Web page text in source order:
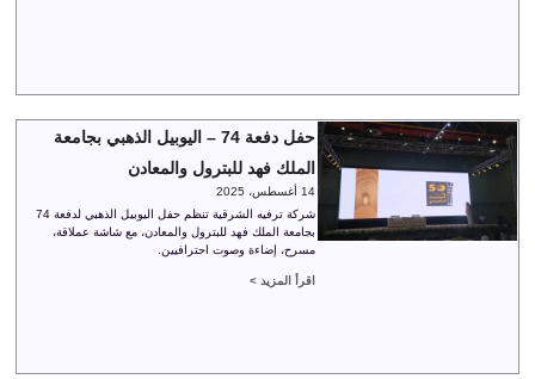
حفل دفعة 74 – اليوبيل الذهبي بجامعة
الملك فهد للبترول والمعادن
14 أغسطس، 2025
شركة ترفيه الشرقية تنظم حفل اليوبيل الذهبي لدفعة 74
بجامعة الملك فهد للبترول والمعادن، مع شاشة عملاقة،
مسرح، إضاءة وصوت احترافيين.
اقرأ المزيد >